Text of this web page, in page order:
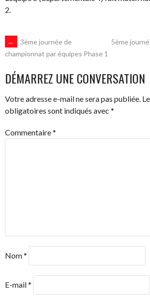
2.
NAVIGATION
DES
ARTICLES
←
3ème journée de
championnat par équipes Phase 1
5ème
DÉMARREZ UNE CONVERSATION
Votre adresse e-mail ne sera pas publiée.
obligatoires sont indiqués avec *
Commentaire*
Nom*
E-mail*